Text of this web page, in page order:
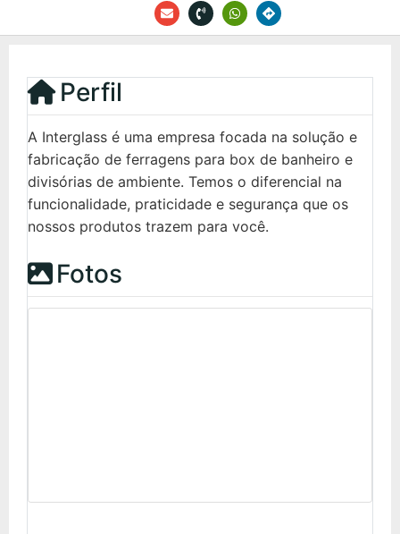
Perfil
A Interglass é uma empresa focada na solução e
fabricação de ferragens para box de banheiro e
divisórias de ambiente. Temos o diferencial na
funcionalidade, praticidade e segurança que os
nossos produtos trazem para você.
Fotos